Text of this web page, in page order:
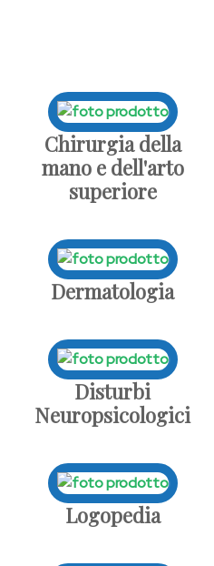
Chirurgia della
mano e dell'arto
superiore
Dermatologia
Disturbi
Neuropsicologici
Logopedia